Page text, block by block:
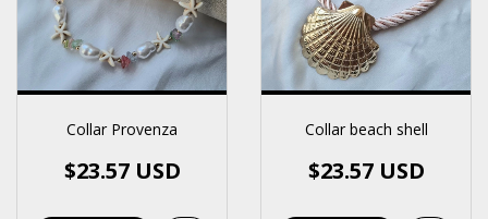
Collar Provenza
$23.57 USD
Collar beach shell
$23.57 USD